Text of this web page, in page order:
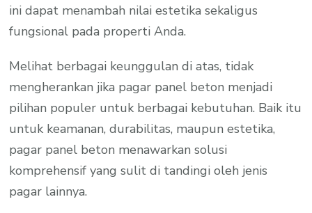
ini dapat menambah nilai estetika sekaligus
fungsional pada properti Anda.
Melihat berbagai keunggulan di atas, tidak
mengherankan jika pagar panel beton menjadi
pilihan populer untuk berbagai kebutuhan. Baik itu
untuk keamanan, durabilitas, maupun estetika,
pagar panel beton menawarkan solusi
komprehensif yang sulit di tandingi oleh jenis
pagar lainnya.